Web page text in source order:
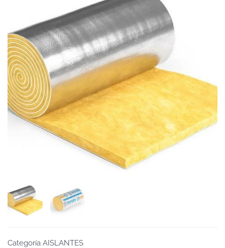
Categoría AISLANTES